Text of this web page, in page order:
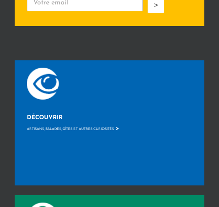
>
DÉCOUVRIR
ARTISANS, BALADES, GÎTES ET AUTRES CURIOSITÉS >